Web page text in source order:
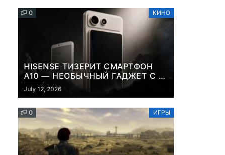
0 КИНО
HISENSE ТИЗЕРИТ СМАРТФОН
A10 — НЕОБЫЧНЫЙ ГАДЖЕТ С E-
INK-ЭКРАНОМ И СЪЕМНОЙ LCD-
ПАНЕЛЬЮ ДЛЯ ЦВЕТНОГО
July 12, 2026
0 ИГРЫ